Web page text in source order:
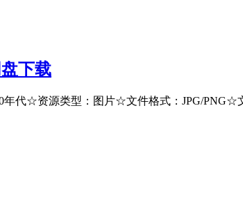
下载
代☆资源类型：图片☆文件格式：JPG/PNG☆